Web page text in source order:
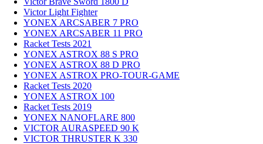
Victor Light Fighter
YONEX ARCSABER 7 PRO
YONEX ARCSABER 11 PRO
Racket Tests 2021
YONEX ASTROX 88 S PRO
YONEX ASTROX 88 D PRO
YONEX ASTROX PRO-TOUR-GAME
Racket Tests 2020
YONEX ASTROX 100
Racket Tests 2019
YONEX NANOFLARE 800
VICTOR AURASPEED 90 K
VICTOR THRUSTER K 330